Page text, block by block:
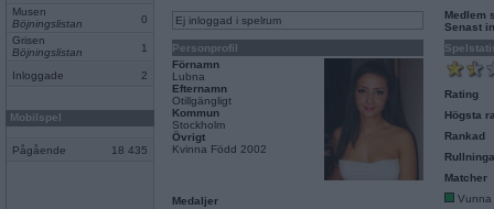
Musen
Böjningslistan
0
Grisen
Böjningslistan
1
Inloggade 2
Mobilspel
Pågående 18 435
Ej inloggad i spelrum
Personprofil
Förnamn
Lubna
Efternamn
Otillgängligt
Kommun
Stockholm
Övrigt
Kvinna Född 2002
Medaljer
Medlem
Senast
Rating
Högsta
Rankad
Matcher
Vunna